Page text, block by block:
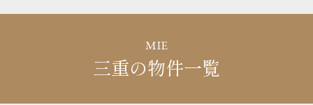
MIE
三重の物件一覧